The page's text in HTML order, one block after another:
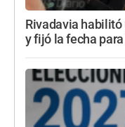
Rivadavia
y fijó la fecha